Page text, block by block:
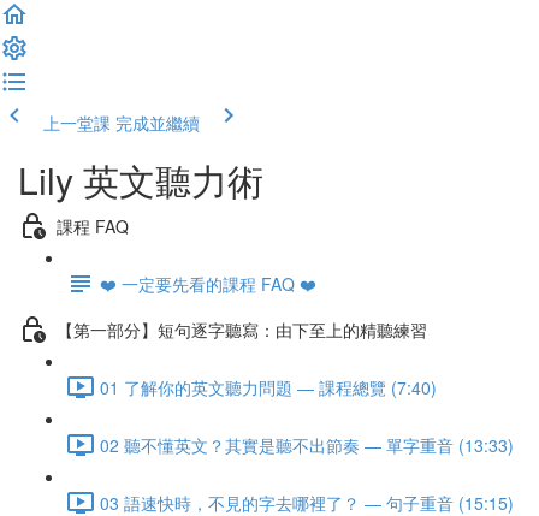
上一堂課 完成並繼續
Lily 英文聽力術
課程 FAQ
❤️ 一定要先看的課程 FAQ ❤️
【第一部分】短句逐字聽寫：由下至上的精聽練習
01 了解你的英文聽力問題 — 課程總覽 (7:40)
02 聽不懂英文？其實是聽不出節奏 — 單字重音 (13:33)
03 語速快時，不見的字去哪裡了？ — 句子重音 (15:15)